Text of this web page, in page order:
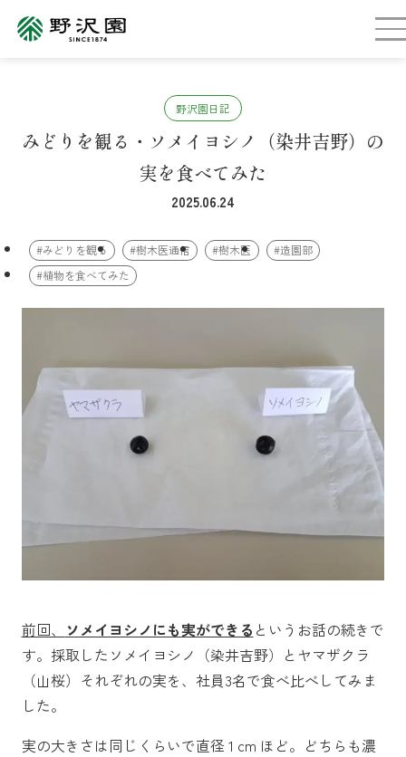
野沢園日記
みどりを観る・ソメイヨシノ（染井吉野）の
実を食べてみた
2025.06.24
#みどりを観る #樹木医通信 #樹木医
#造園部
#植物を食べてみた
前回、 ソメイヨシノにも実ができる というお話の続きで
す。採取したソメイヨシノ（染井吉野）とヤマザクラ
（山桜）それぞれの実を、社員3名で食べ比べしてみま
した。
実の大きさは同じくらいで直径 1 cm ほど。どちらも濃